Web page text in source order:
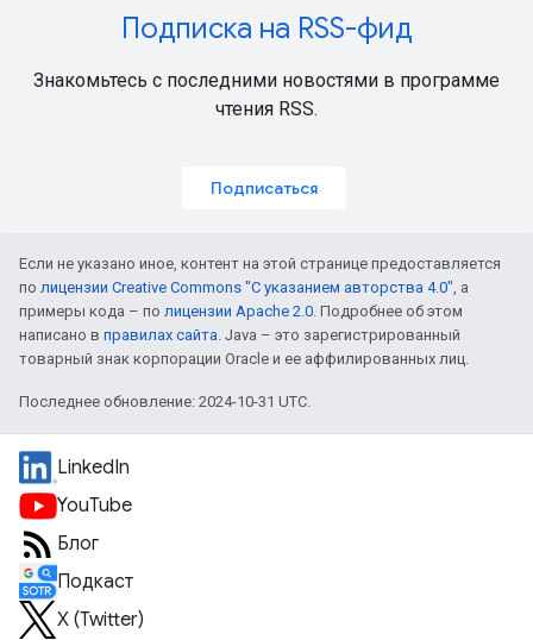
Подписка на RSS-фид
Знакомьтесь с последними новостями в программе
чтения RSS.
Подписаться
Если не указано иное, контент на этой странице предоставляется
по лицензии Creative Commons "С указанием авторства 4.0", а
примеры кода – по лицензии Apache 2.0. Подробнее об этом
написано в правилах сайта. Java – это зарегистрированный
товарный знак корпорации Oracle и ее аффилированных лиц.
Последнее обновление: 2024-10-31 UTC.
LinkedIn
YouTube
Блог
Подкаст
X (Twitter)